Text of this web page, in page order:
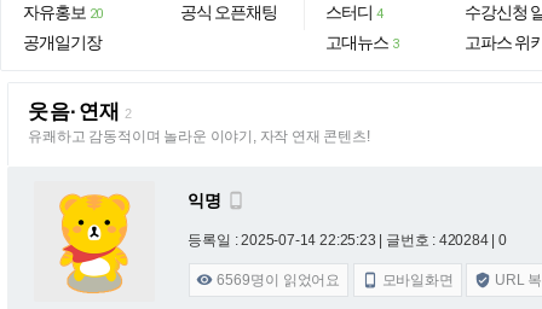
자유홍보 20
공개일기장
공식 오픈채팅 스터디 4
고대뉴스 3
수강신청
고파스 위
웃음·연재 2
유쾌하고 감동적이며 놀라운 이야기, 자작 연재 콘텐츠!
익명 
등록일 : 2025-07-14 22:25:23 | 글번호 : 420284 | 0
 6569명이 읽었어요  모바일화면  URL